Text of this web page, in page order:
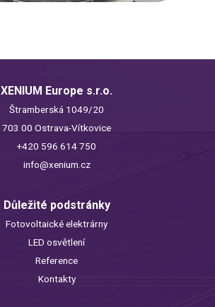
XENIUM Europe s.r.o.
Štramberská 1049/20
703 00 Ostrava-Vítkovice
+420 596 614 750
info@xenium.cz
Důležité podstránky
Fotovoltaické elektrárny
LED osvětlení
Reference
Kontakty